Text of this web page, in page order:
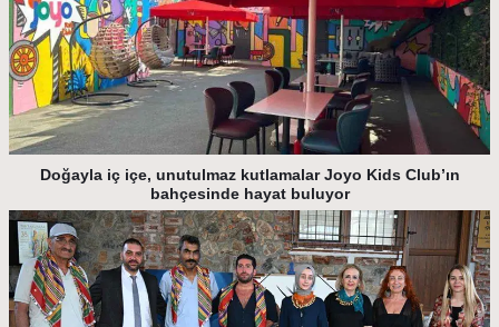
Doğayla iç içe, unutulmaz kutlamalar Joyo Kids Club’ın
bahçesinde hayat buluyor